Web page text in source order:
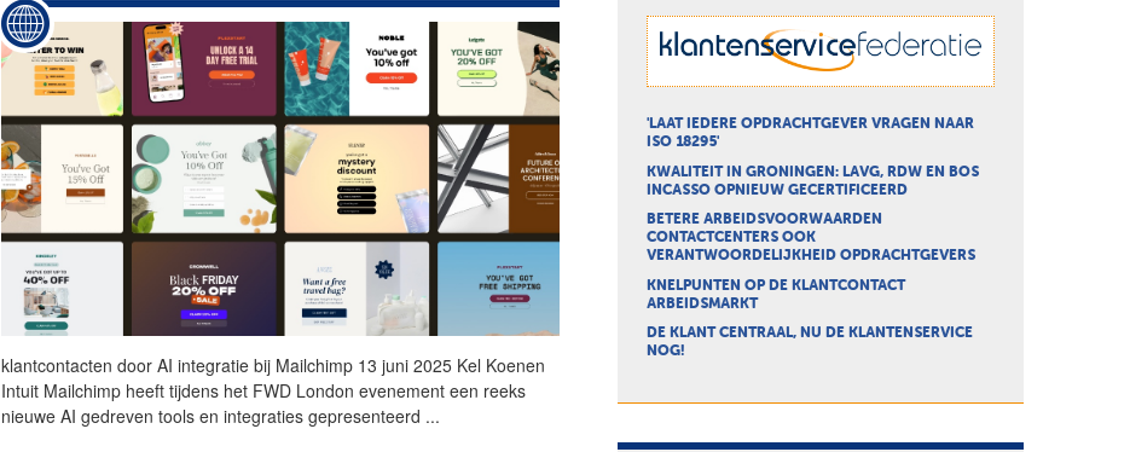
klantcontacten doorAI integratie bij Mailchimp 13 juni 2025 Kel Koenen
Intuit Mailchimp heeft tijdens het FWD London evenement een reeks
nieuweAI gedreven tools en integraties gepresenteerd ...
'LAAT IEDERE OPDRACHTGEVER VRAGEN NAAR
ISO 18295'
KWALITEIT IN GRONINGEN: LAVG, RDW EN BOS
INCASSO OPNIEUW GECERTIFICEERD
BETERE ARBEIDSVOORWAARDEN
CONTACTCENTERS OOK
VERANTWOORDELIJKHEID OPDRACHTGEVERS
KNELPUNTEN OP DE KLANTCONTACT
ARBEIDSMARKT
DE KLANT CENTRAAL, NU DE KLANTENSERVICE
NOG!